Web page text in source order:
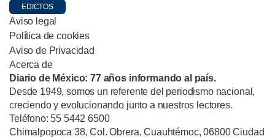
EDICTOS
Aviso legal
Política de cookies
Aviso de Privacidad
Acerca de
Diario de México: 77 años informando al país.
Desde 1949, somos un referente del periodismo nacional,
creciendo y evolucionando junto a nuestros lectores.
Teléfono: 55 5442 6500
Chimalpopoca 38, Col. Obrera, Cuauhtémoc, 06800 Ciudad